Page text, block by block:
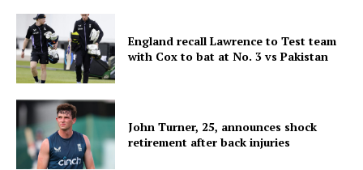
England recall Lawrence to Test team
with Cox to bat at No. 3 vs Pakistan
John Turner, 25, announces shock
retirement after back injuries